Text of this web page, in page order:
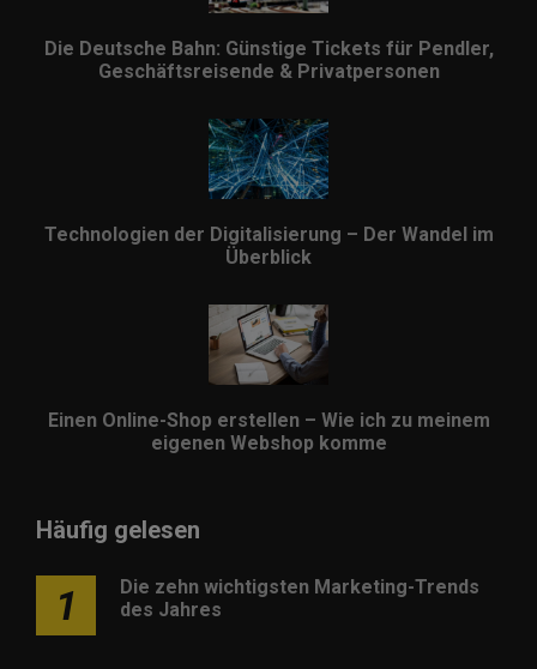
Die Deutsche Bahn: Günstige Tickets für Pendler,
Geschäftsreisende & Privatpersonen
Technologien der Digitalisierung – Der Wandel im
Überblick
Einen Online-Shop erstellen – Wie ich zu meinem
eigenen Webshop komme
Häufig gelesen
1
Die zehn wichtigsten Marketing-Trends
des Jahres